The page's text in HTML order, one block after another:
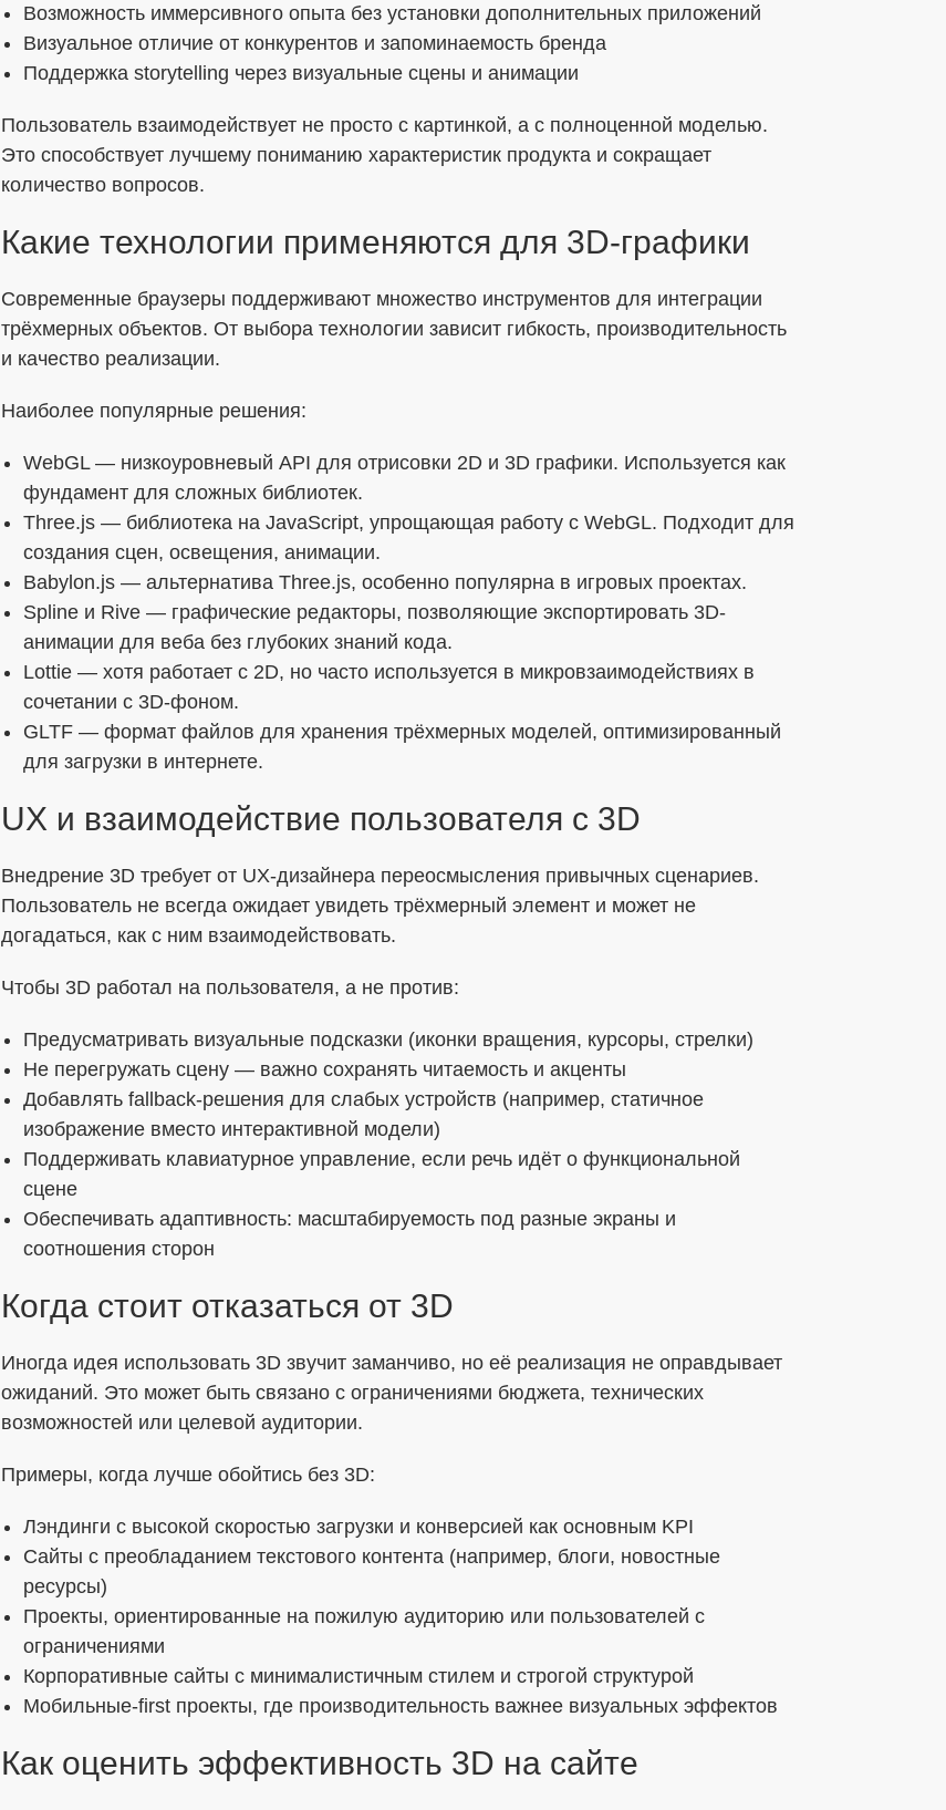
Возможность иммерсивного опыта без установки дополнительных приложений
Визуальное отличие от конкурентов и запоминаемость бренда
Поддержка storytelling через визуальные сцены и анимации
Пользователь взаимодействует не просто с картинкой, а с полноценной моделью.
Это способствует лучшему пониманию характеристик продукта и сокращает
количество вопросов.
Какие технологии применяются для 3D-графики
Современные браузеры поддерживают множество инструментов для интеграции
трёхмерных объектов. От выбора технологии зависит гибкость, производительность
и качество реализации.
Наиболее популярные решения:
WebGL — низкоуровневый API для отрисовки 2D и 3D графики. Используется как
фундамент для сложных библиотек.
Three.js — библиотека на JavaScript, упрощающая работу с WebGL. Подходит для
создания сцен, освещения, анимации.
Babylon.js — альтернатива Three.js, особенно популярна в игровых проектах.
Spline и Rive — графические редакторы, позволяющие экспортировать 3D-
анимации для веба без глубоких знаний кода.
Lottie — хотя работает с 2D, но часто используется в микровзаимодействиях в
сочетании с 3D-фоном.
GLTF — формат файлов для хранения трёхмерных моделей, оптимизированный
для загрузки в интернете.
UX и взаимодействие пользователя с 3D
Внедрение 3D требует от UX-дизайнера переосмысления привычных сценариев.
Пользователь не всегда ожидает увидеть трёхмерный элемент и может не
догадаться, как с ним взаимодействовать.
Чтобы 3D работал на пользователя, а не против:
Предусматривать визуальные подсказки (иконки вращения, курсоры, стрелки)
Не перегружать сцену — важно сохранять читаемость и акценты
Добавлять fallback-решения для слабых устройств (например, статичное
изображение вместо интерактивной модели)
Поддерживать клавиатурное управление, если речь идёт о функциональной
сцене
Обеспечивать адаптивность: масштабируемость под разные экраны и
соотношения сторон
Когда стоит отказаться от 3D
Иногда идея использовать 3D звучит заманчиво, но её реализация не оправдывает
ожиданий. Это может быть связано с ограничениями бюджета, технических
возможностей или целевой аудитории.
Примеры, когда лучше обойтись без 3D:
Лэндинги с высокой скоростью загрузки и конверсией как основным KPI
Сайты с преобладанием текстового контента (например, блоги, новостные
ресурсы)
Проекты, ориентированные на пожилую аудиторию или пользователей с
ограничениями
Корпоративные сайты с минималистичным стилем и строгой структурой
Мобильные-first проекты, где производительность важнее визуальных эффектов
Как оценить эффективность 3D на сайте